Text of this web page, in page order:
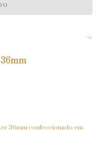
36mm confeccionado em